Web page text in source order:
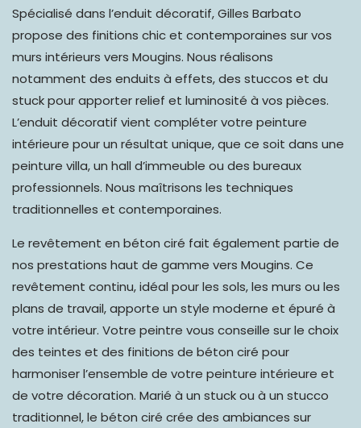
Spécialisé dans l’enduit décoratif, Gilles Barbato
propose des finitions chic et contemporaines sur vos
murs intérieurs vers Mougins. Nous réalisons
notamment des enduits à effets, des stuccos et du
stuck pour apporter relief et luminosité à vos pièces.
L’enduit décoratif vient compléter votre peinture
intérieure pour un résultat unique, que ce soit dans une
peinture villa, un hall d’immeuble ou des bureaux
professionnels. Nous maîtrisons les techniques
traditionnelles et contemporaines.
Le revêtement en béton ciré fait également partie de
nos prestations haut de gamme vers Mougins. Ce
revêtement continu,idéal pour les sols,les murs ou les
plans de travail, apporte un style moderne et épuré à
votre intérieur. Votre peintre vous conseille sur le choix
des teintes et des finitions de béton ciré pour
harmoniser l’ensemble de votre peinture intérieure et
de votre décoration. Marié à un stuck ou à un stucco
traditionnel, le béton ciré crée des ambiances sur